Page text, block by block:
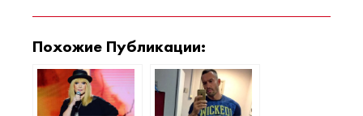
Похожие Публикации: